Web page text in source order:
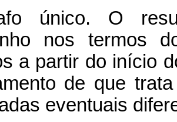
único. O
nos termos
a partir do início
de que
eventuais